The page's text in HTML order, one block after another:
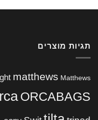
תגיות מוצרים
matthews Matthews
ORCABAGS